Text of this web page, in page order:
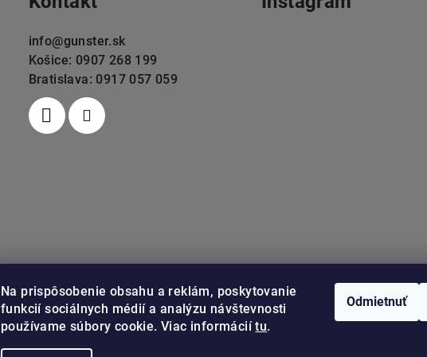
Na prispôsobenie obsahu a reklám, poskytovanie
funkcií sociálnych médií a analýzu návštevnosti
používame súbory cookie. Viac informáciítu.
Odmietnuť
info@gunster.sk
Košice: 0907 268 199
Bratislava: 0917 057 059